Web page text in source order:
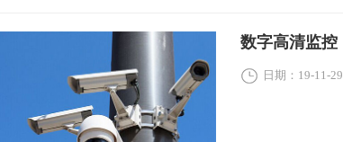
数字高清监控
日期：19-11-29